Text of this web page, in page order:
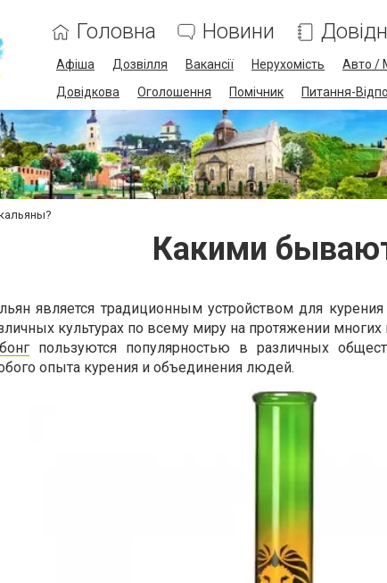
Головна Новини
Афіша Дозвілля Вакансії Нерухомість Авто /
Довідкова
Оголошення Помічник Питання-
Какими
является традиционным устройством для
культурах по всему миру на протяжении
бонг пользуются популярностью в различных
опыта курения и объединения людей.